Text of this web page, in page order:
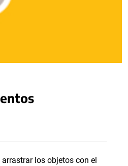
los objetos con el